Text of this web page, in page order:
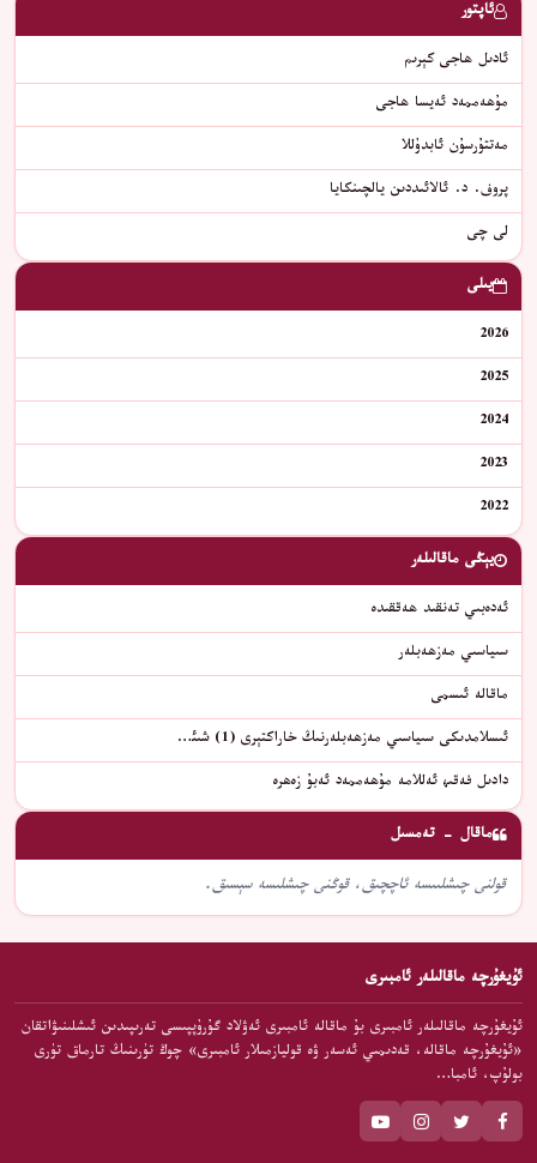
ئاپتور
ئادىل ھاجى كېرىم
مۇھەممەد ئەيسا ھاجى
مەتتۇرسۇن ئابدۇللا
پروف. د. ئالائىددىن يالچىنكايا
لى چى
يىلى
2026
2025
2024
2023
2022
يېڭى ماقالىلەر
ئەدەبىي تەنقىد ھەققىدە
سىياسىي مەزھەبلەر
ماقالە ئىسمى
ئىسلامدىكى سىياسىي مەزھەبلەرنىڭ خاراكتېرى (1) شىئ…
دادىل فەقىھ ئەللامە مۇھەممەد ئەبۇ زەھرە
ماقال - تەمسىل
قولنى چىشلىىسە ئاچچىق، قوڭنى چىشلىسە سېسىق.
ئۇيغۇرچە ماقالىلەر ئامبىرى
ئۇيغۇرچە ماقالىلەر ئامبىرى بۇ ماقالە ئامبىرى ئەۋلاد گۇرۇپپىسى تەرىپىدىن ئىشلىنىۋاتقان
«ئۇيغۇرچە ماقالە، قەدىمىي ئەسەر ۋە قوليازمىلار ئامبىرى» چوڭ تۈرىنىڭ تارماق تۈرى
بولۇپ، ئامبا…